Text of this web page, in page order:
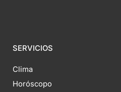
SERVICIOS
Clima
Horóscopo